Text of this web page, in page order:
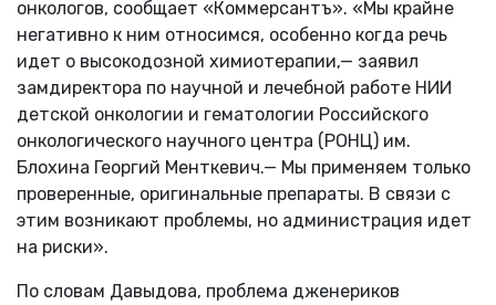
онкологов, сообщает «Коммерсантъ». «Мы крайне
негативно к ним относимся, особенно когда речь
идет о высокодозной химиотерапии,— заявил
замдиректора по научной и лечебной работе НИИ
детской онкологии и гематологии Российского
онкологического научного центра (РОНЦ) им.
Блохина Георгий Менткевич.— Мы применяем только
проверенные, оригинальные препараты. В связи с
этим возникают проблемы, но администрация идет
на риски».
По словам Давыдова, проблема дженериков